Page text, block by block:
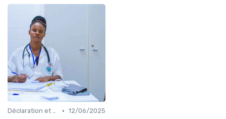
Déclaration et Remboursement • 12/06/2025